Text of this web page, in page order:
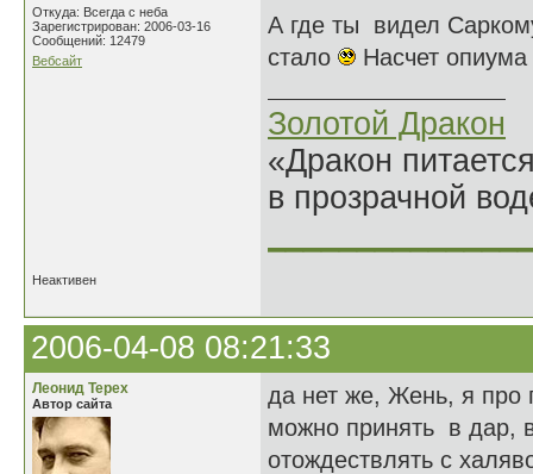
Откуда: Всегда с неба
Зарегистрирован: 2006-03-16
Сообщений: 12479
Вебсайт
А где ты видел
стало
Насчет
Золотой Дракон
«Дракон
в прозрачной
Неактивен
2006-04-08 08:21:33
Леонид Терех
Автор сайта
да нет же, Жень, я про
можно принять в дар,
отождествлять с